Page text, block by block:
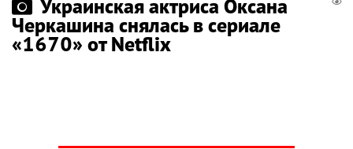
Украинская актриса Оксана
Черкашина снялась в сериале
«1670» от Netflix